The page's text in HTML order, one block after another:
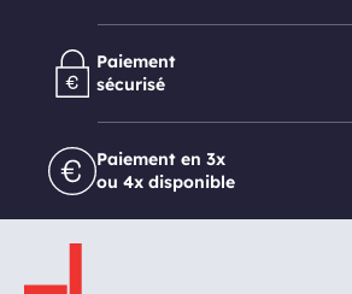
Paiement
sécurisé
Paiement en 3x
ou 4x disponible